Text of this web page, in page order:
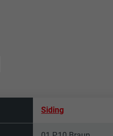
Siding